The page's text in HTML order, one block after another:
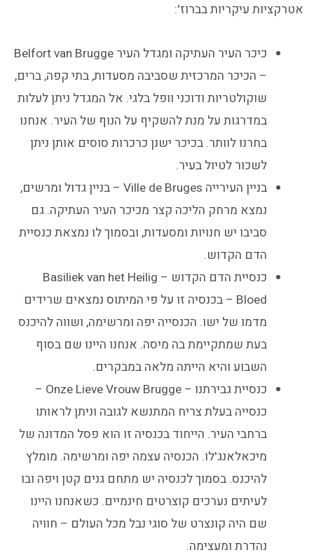
אטרקציות עיקריות בברוז':
כיכר העיר העתיקה ומגדל העיר Belfort van Brugge
– הכיכר המרכזית שסביבה מסעדות, בתי קפה, ברים,
שוקולטריות ודוכני וופל בלגי. אל המגדל ניתן לעלות
במדרגות על מנת להשקיף על הנוף של העיר. אנחנו
בחרנו לוותר. בכיכר ישנן כרכרות סוסים אותן ניתן
לשכור לטיול בעיר.
בניין העירייה Ville de Bruges – בניין גדול ומרשים,
נמצא מרחק הליכה קצר מכיכר העיר העתיקה. גם
סביבו יש חנויות ומסעדות, ובסמוך לו נמצאת כנסיית
הדם הקדוש.
כנסיית הדם הקדוש – Basiliek van het Heilig
Bloed – בכנסיה זו על פי המיתוס נמצאים שרידים
מדמו של ישו. הכנסייה יפה ומרשימה, ושווה להיכנס
בעת שמתקיימת בה מיסה. אנחנו היינו שם בסוף
השבוע והיא הייתה מלאה במבקרים.
כנסיית גבירתנו – Onze Lieve Vrouw Brugge –
כנסייה בעלת צריח המתנשא לגובה וניתן לראותו
ברחבי העיר. הייחוד בכנסיה זו הוא פסל המדונה של
מיכאלאנג'לו. הכנסיה עצמה יפה ומרשימה. מומלץ
להיכנס. בסמוך לכנסיה יש מתחם גנים קטן ויפה ובו
לעיתים נערכים קוצרטים חינמיים. כשאנחנו היינו
שם היה קונצרט של סוגי נבל מכל העולם – חוויה
נהדרת ומעצימה.